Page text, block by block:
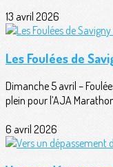
13 avril 2026
Les Foulées de
Dimanche 5 avril –
plein pour l’AJA
6 avril 2026